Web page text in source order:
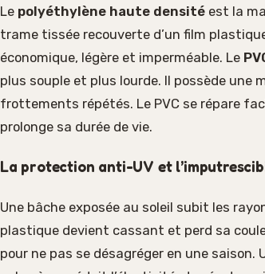
Le polyéthylène haute densité est la
trame tissée recouverte d’un film
économique, légère et imperméable. Le
plus souple et plus lourde. Il possède une
frottements répétés. Le PVC se répare
prolonge sa durée de vie.
La protection anti-UV et
Une bâche exposée au soleil subit les
plastique devient cassant et perd sa
pour ne pas se désagréger en une saison.